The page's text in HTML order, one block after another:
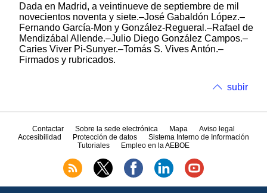
Dada en Madrid, a veintinueve de septiembre de mil
novecientos noventa y siete.–José Gabaldón López.–
Fernando García-Mon y González-Regueral.–Rafael de
Mendizábal Allende.–Julio Diego González Campos.–
Caries Viver Pi-Sunyer.–Tomás S. Vives Antón.–
Firmados y rubricados.
subir
Contactar Sobre la sede electrónica Mapa
Aviso legal
Accesibilidad
Protección de datos
Sistema Interno de Información
Tutoriales
Empleo en la AEBOE